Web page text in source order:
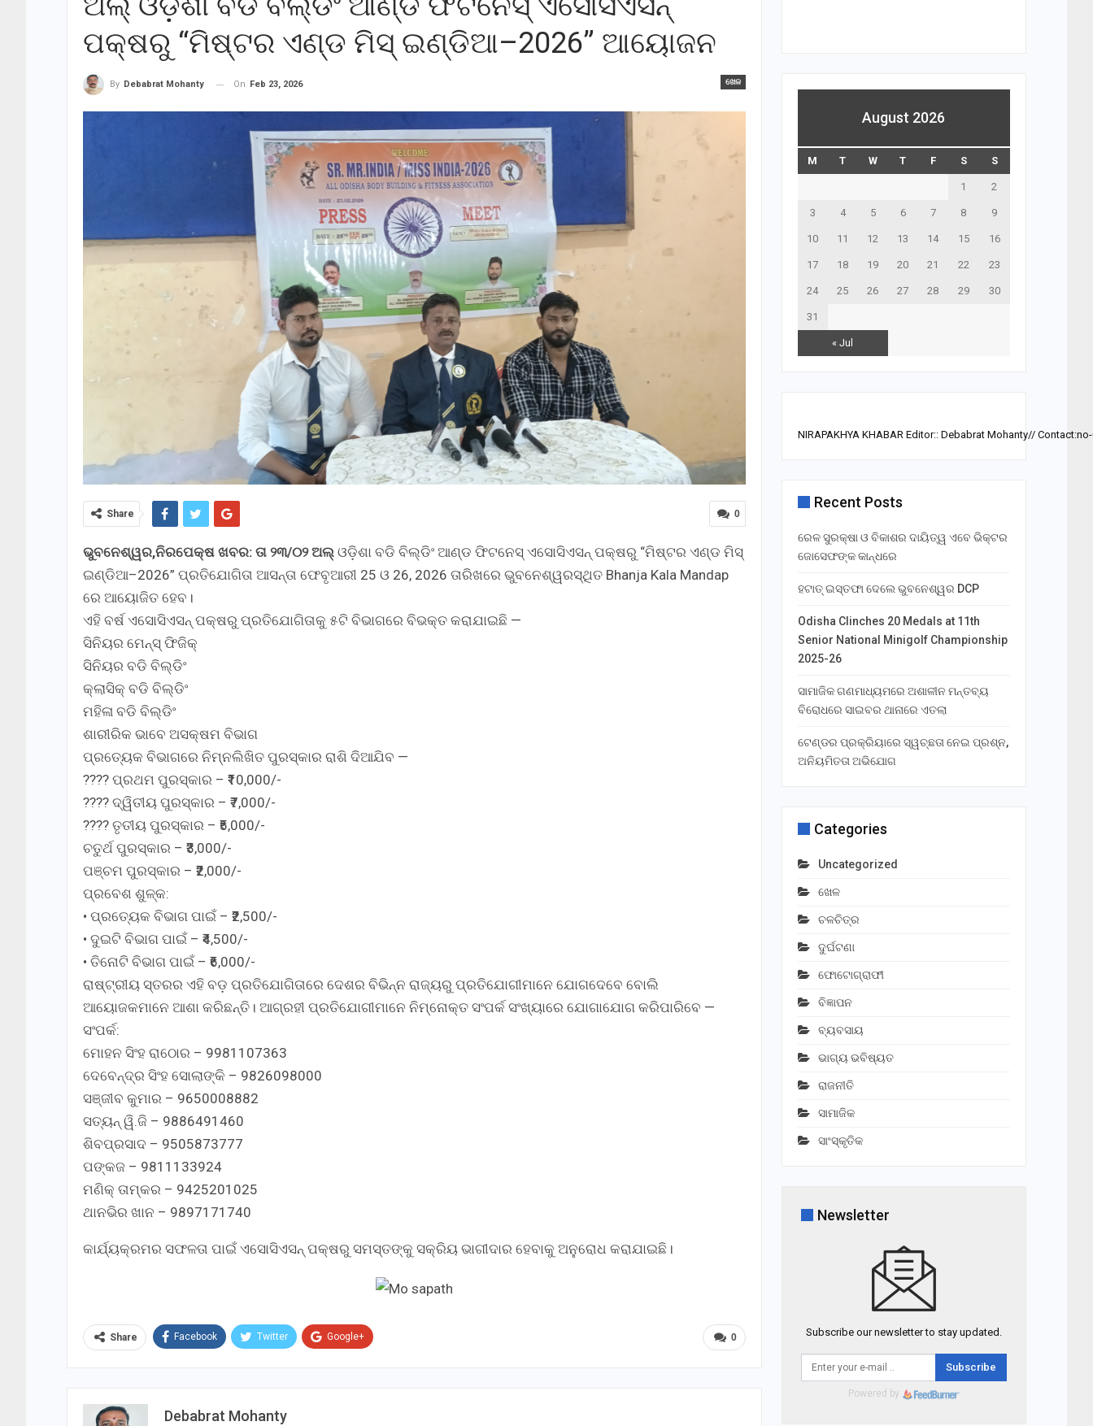
ପକ୍ଷରୁ “ମିଷ୍ଟର ଏଣ୍ଡ ମିସ୍ ଇଣ୍ଡିଆ–2026” ଆୟୋଜନ
ଖେଳ
By Debabrat Mohanty On Feb 23, 2026
0
Share
ଭୁବନେଶ୍ୱର,ନିରପେକ୍ଷ ଖବର: ତା ୨୩/୦୨ ଅଲ୍ ଓଡ଼ିଶା ବଡି ବିଲ୍ଡିଂ ଆଣ୍ଡ ଫିଟନେସ୍ ଏସୋସିଏସନ୍ ପକ୍ଷରୁ “ମିଷ୍ଟର ଏଣ୍ଡ ମିସ୍
ଇଣ୍ଡିଆ–2026” ପ୍ରତିଯୋଗିତା ଆସନ୍ତା ଫେବୃଆରୀ 25 ଓ 26, 2026 ତାରିଖରେ ଭୁବନେଶ୍ୱରସ୍ଥିତ Bhanja Kala Mandap
ରେ ଆୟୋଜିତ ହେବ।
ଏହି ବର୍ଷ ଏସୋସିଏସନ୍ ପକ୍ଷରୁ ପ୍ରତିଯୋଗିତାକୁ ୫ଟି ବିଭାଗରେ ବିଭକ୍ତ କରାଯାଇଛି —
ସିନିୟର ମେନ୍ସ୍ ଫିଜିକ୍
ସିନିୟର ବଡି ବିଲ୍ଡିଂ
କ୍ଲାସିକ୍ ବଡି ବିଲ୍ଡିଂ
ମହିଳା ବଡି ବିଲ୍ଡିଂ
ଶାରୀରିକ ଭାବେ ଅସକ୍ଷମ ବିଭାଗ
ପ୍ରତ୍ୟେକ ବିଭାଗରେ ନିମ୍ନଲିଖିତ ପୁରସ୍କାର ରାଶି ଦିଆଯିବ —
???? ପ୍ରଥମ ପୁରସ୍କାର – ₹10,000/-
???? ଦ୍ୱିତୀୟ ପୁରସ୍କାର – ₹7,000/-
???? ତୃତୀୟ ପୁରସ୍କାର – ₹5,000/-
ଚତୁର୍ଥ ପୁରସ୍କାର – ₹3,000/-
ପଞ୍ଚମ ପୁରସ୍କାର – ₹2,000/-
ପ୍ରବେଶ ଶୁଳ୍କ:
• ପ୍ରତ୍ୟେକ ବିଭାଗ ପାଇଁ – ₹2,500/-
• ଦୁଇଟି ବିଭାଗ ପାଇଁ – ₹4,500/-
• ତିନୋଟି ବିଭାଗ ପାଇଁ – ₹6,000/-
ରାଷ୍ଟ୍ରୀୟ ସ୍ତରର ଏହି ବଡ଼ ପ୍ରତିଯୋଗିତାରେ ଦେଶର ବିଭିନ୍ନ ରାଜ୍ୟରୁ ପ୍ରତିଯୋଗୀମାନେ ଯୋଗଦେବେ ବୋଲି
ଆୟୋଜକମାନେ ଆଶା କରିଛନ୍ତି। ଆଗ୍ରହୀ ପ୍ରତିଯୋଗୀମାନେ ନିମ୍ନୋକ୍ତ ସଂପର୍କ ସଂଖ୍ୟାରେ ଯୋଗାଯୋଗ କରିପାରିବେ —
ସଂପର୍କ:
ମୋହନ ସିଂହ ରାଠୋର – 9981107363
ଦେବେନ୍ଦ୍ର ସିଂହ ସୋଲାଙ୍କି – 9826098000
ସଞ୍ଜୀବ କୁମାର – 9650008882
ସତ୍ୟନ୍ ୱି.ଜି – 9886491460
ଶିବପ୍ରସାଦ – 9505873777
ପଙ୍କଜ – 9811133924
ମଣିକ୍ ତାମ୍କର – 9425201025
ଥାନଭିର ଖାନ – 9897171740
କାର୍ଯ୍ୟକ୍ରମର ସଫଳତା ପାଇଁ ଏସୋସିଏସନ୍ ପକ୍ଷରୁ ସମସ୍ତଙ୍କୁ ସକ୍ରିୟ ଭାଗୀଦାର ହେବାକୁ ଅନୁରୋଧ କରାଯାଇଛି।
0
Share Facebook Twitter Google+
Debabrat Mohanty
August 2026
M T W T F S S
« Jul
1 2
3 4 5 6 7 8 9
10 11 12 13 14 15 16
17 18 19 20 21 22 23
24 25 26 27 28 29 30
31
NIRAPAKHYA KHABAR Editor:: Debabrat Mohanty//
Recent Posts
ରେଳ ସୁରକ୍ଷା ଓ ବିକାଶର ଦାୟିତ୍ୱ ଏବେ ଭିକ୍ଟର
ଜୋସେଫଙ୍କ କାନ୍ଧରେ
ହଟାତ୍ ଇସ୍ତଫା ଦେଲେ ଭୁବନେଶ୍ୱର DCP
Odisha Clinches 20 Medals at 11th
Senior National Minigolf Championship
2025-26
ସାମାଜିକ ଗଣମାଧ୍ୟମରେ ଅଶାଳୀନ ମନ୍ତବ୍ୟ
ବିରୋଧରେ ସାଇବର ଥାନାରେ ଏତଲା
ଟେଣ୍ଡର ପ୍ରକ୍ରିୟାରେ ସ୍ୱଚ୍ଛତା ନେଇ ପ୍ରଶ୍ନ,
ଅନିୟମିତତା ଅଭିଯୋଗ
Categories
Uncategorized
ଖେଳ
ଚଳଚିତ୍ର
ଦୁର୍ଘଟଣା
ଫୋଟୋଗ୍ରାଫୀ
ବିଜ୍ଞାପନ
ବ୍ୟବସାୟ
ଭାଗ୍ୟ ଭବିଷ୍ୟତ
ରାଜନୀତି
ସାମାଜିକ
ସାଂସ୍କୃତିକ
Newsletter
Subscribe our newsletter to stay updated.
Subscribe
Powered by